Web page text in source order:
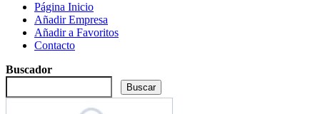
Página Inicio
Añadir Empresa
Añadir a Favoritos
Contacto
Buscador